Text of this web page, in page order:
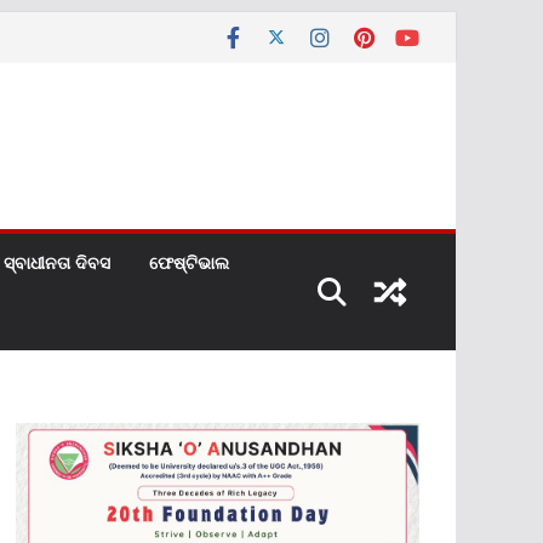
ସ୍ବାଧୀନତା ଦିବସ ଫେଷ୍ଟିଭାଲ